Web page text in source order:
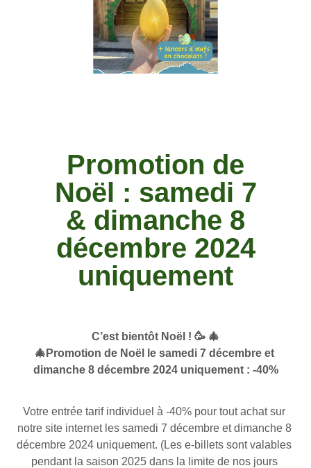
Promotion de
Noël : samedi 7
& dimanche 8
décembre 2024
uniquement
C’est bientôt Noël ! 🥳 🎄
🎄Promotion de Noël le samedi 7 décembre et
dimanche 8 décembre 2024 uniquement : -40%
Votre entrée tarif individuel à -40% pour tout achat sur
notre site internet les samedi 7 décembre et dimanche 8
décembre 2024 uniquement. (Les e-billets sont valables
pendant la saison 2025 dans la limite de nos jours